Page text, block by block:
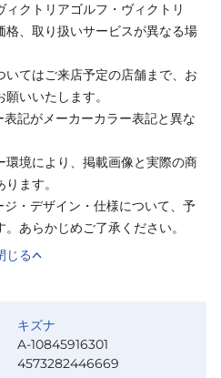
クトリアゴルフ・ヴィクトリ
格、取り扱いサービスが異なる場
てはご来店予定の店舗まで、お
いいたします。
記がメーカーカラー表記と異な
境により、掲載画像と実際の商
ます。
・デザイン・仕様について、予
あらかじめご了承ください。
じる
キズナ
A-10845916301
4573282446669